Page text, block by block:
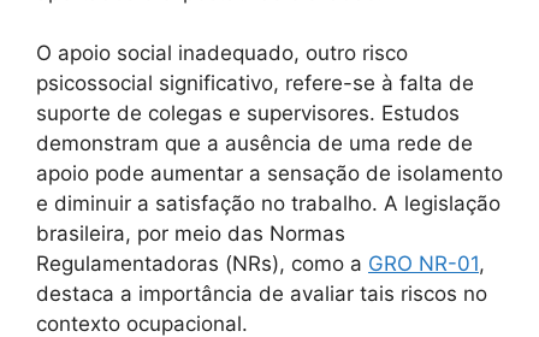
O apoio social inadequado, outro risco
psicossocial significativo, refere-se à falta de
suporte de colegas e supervisores. Estudos
demonstram que a ausência de uma rede de
apoio pode aumentar a sensação de isolamento
e diminuir a satisfação no trabalho. A legislação
brasileira, por meio das Normas
Regulamentadoras (NRs), como a GRO NR-01,
destaca a importância de avaliar tais riscos no
contexto ocupacional.